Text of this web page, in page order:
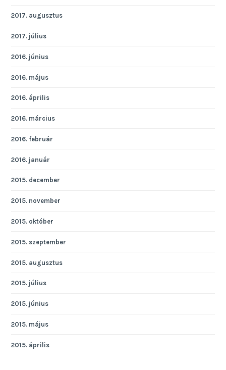
2017. augusztus
2017. július
2016. június
2016. május
2016. április
2016. március
2016. február
2016. január
2015. december
2015. november
2015. október
2015. szeptember
2015. augusztus
2015. július
2015. június
2015. május
2015. április